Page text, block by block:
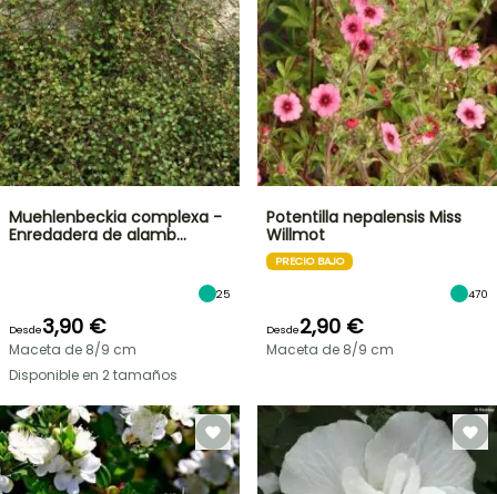
Muehlenbeckia complexa -
Enredadera de alamb…
25
Desde3,90 €
Maceta de 8/9 cm
Disponible en 2 tamaños
Potentilla nepalensis Miss
Willmot
PRECIO BAJO
470
Desde2,90 €
Maceta de 8/9 cm